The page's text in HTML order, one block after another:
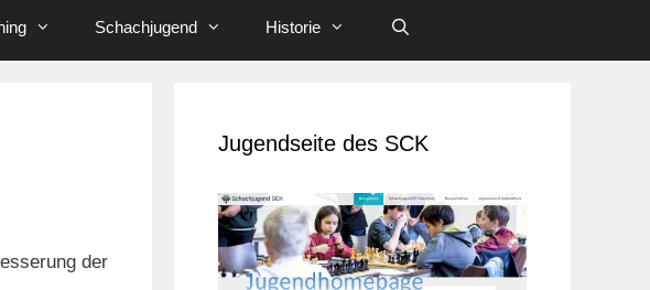
Schachjugend Historie
der
Jugendseite des SCK